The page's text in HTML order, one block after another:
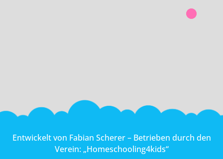
Entwickelt von Fabian Scherer– Betrieben durch den
Verein: „Homeschooling4kids“